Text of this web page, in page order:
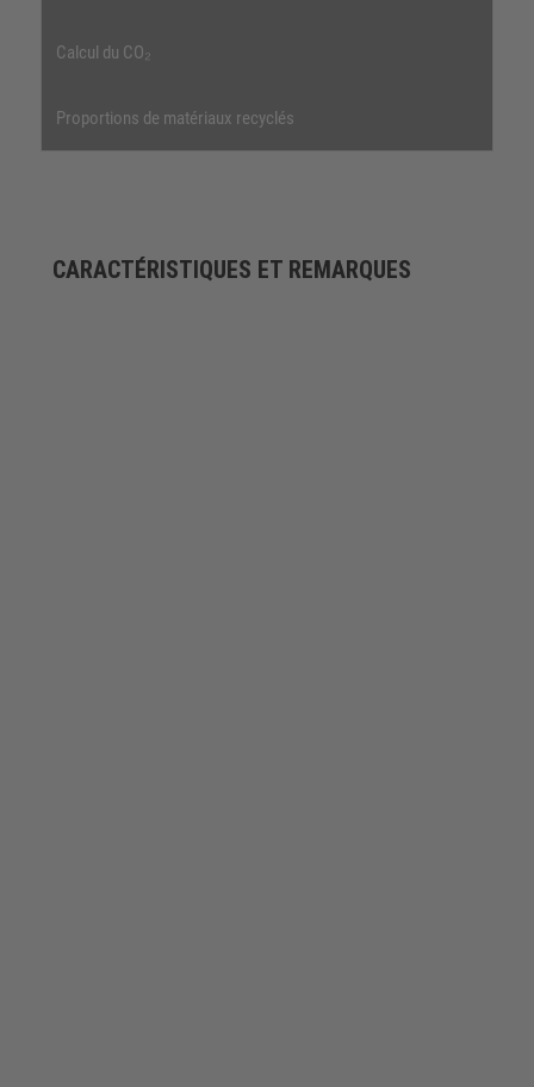
Calcul du CO₂
Proportions de matériaux recyclés
CARACTÉRISTIQUES ET REMARQUES